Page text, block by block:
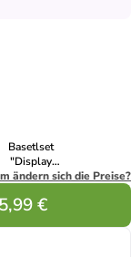
Basetlset
"Display
- ab
ändern sich die Preise?
€